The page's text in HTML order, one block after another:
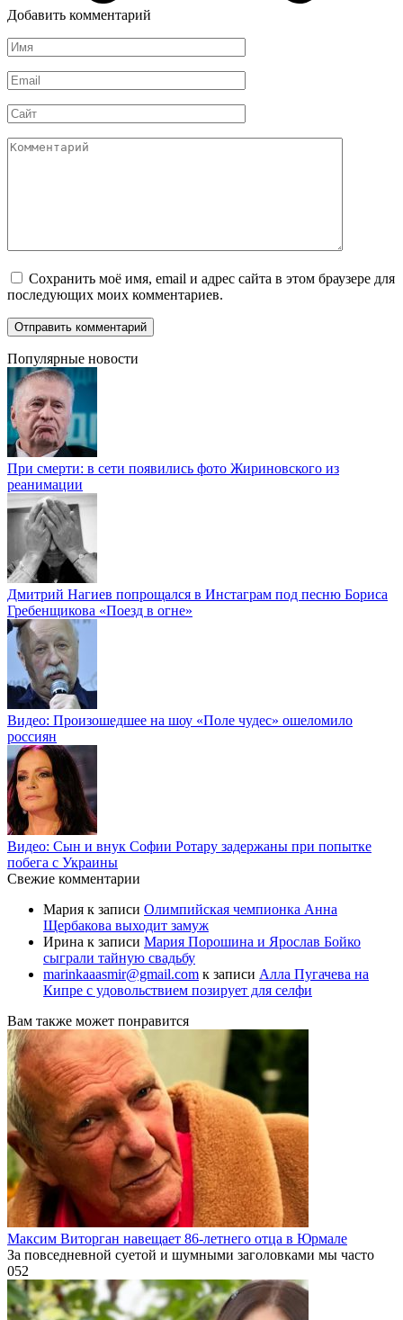
Добавить комментарий
Имя
*
Email
*
Сайт
Комментарий
Сохранить моё имя, email и адрес сайта в этом браузере для
последующих моих комментариев.
Популярные новости
При смерти: в сети появились фото Жириновского из
реанимации
Дмитрий Нагиев попрощался в Инстаграм под песню Бориса
Гребенщикова «Поезд в огне»
Видео: Произошедшее на шоу «Поле чудес» ошеломило
россиян
Видео: Сын и внук Софии Ротару задержаны при попытке
побега с Украины
Свежие комментарии
Мария к записи Олимпийская чемпионка Анна
Щербакова выходит замуж
Ирина к записи Мария Порошина и Ярослав Бойко
сыграли тайную свадьбу
marinkaaasmir@gmail.com к записи Алла Пугачева на
Кипре с удовольствием позирует для селфи
Вам также может понравится
Максим Виторган навещает 86-летнего отца в Юрмале
За повседневной суетой и шумными заголовками мы часто
052